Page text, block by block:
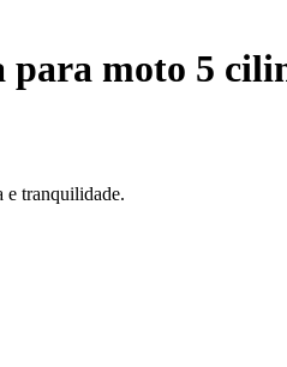
para moto 5
e tranquilidade.